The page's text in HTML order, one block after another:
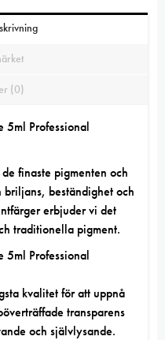
(0)
Professional
finaste pigmenten och
beständighet och
erbjuder vi det
traditionella pigment.
Professional
kvalitet för att uppnå
transparens
och självlysande.